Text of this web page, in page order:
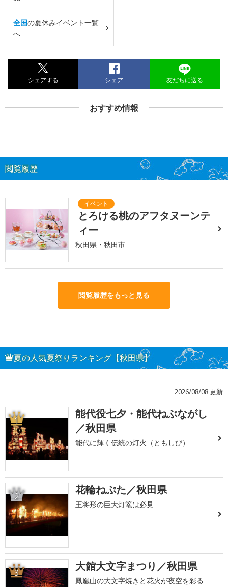
全国の夏休みイベント一覧
へ
シェアする シェア 友だちに送る
おすすめ情報
閲覧履歴
とろける桃のアフタヌーンテ
ィー
秋田県・秋田市
閲覧履歴をもっと見る
夏の人気夏祭りランキング【秋田県】
2026/08/08 更新
1
能代役七夕・能代ねぶながし
／秋田県
能代に輝く伝統の灯火（ともしび）
2 花輪ねぷた／秋田県
王将形の巨大灯篭は必見
3 大館大文字まつり／秋田県
鳳凰山の大文字焼きと花火が夜空を彩る